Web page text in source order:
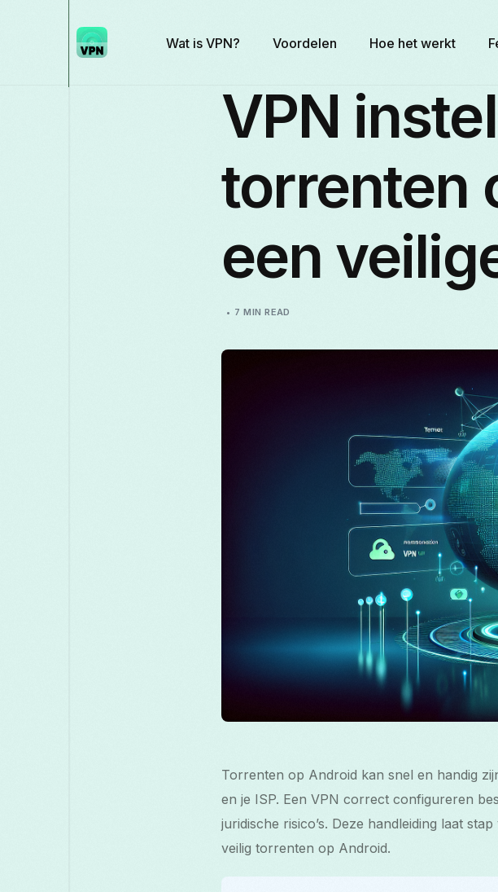
Wat is VPN? Voordelen Hoe het werkt
VPN
torrenten
een
7 MIN READ
Torrenten op Android kan snel en handig
en je ISP. Een VPN correct configureren
juridische risico’s. Deze handleiding laat
veilig torrenten op Android.